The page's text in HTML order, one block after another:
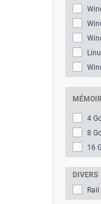
4
8
16
DIVERS
Rail